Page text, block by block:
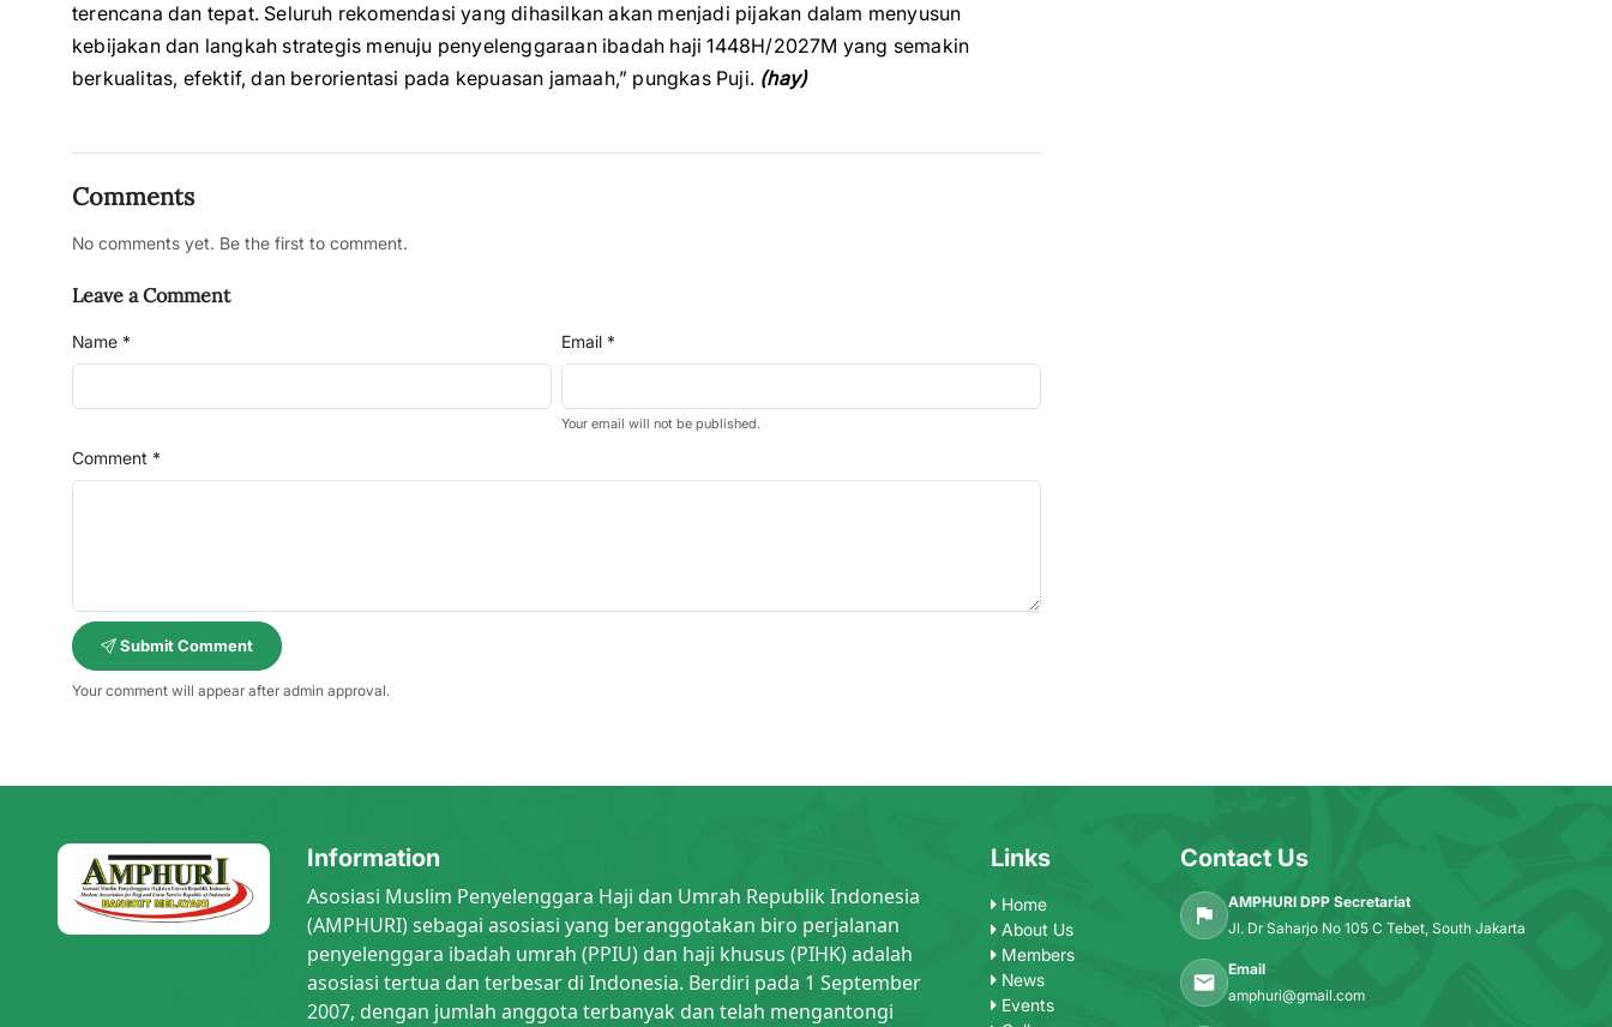
terencana dan tepat. Seluruh rekomendasi yang dihasilkan akan menjadi pijakan dalam menyusun
kebijakan dan langkah strategis menuju penyelenggaraan ibadah haji 1448H/2027M yang semakin
berkualitas, efektif, dan berorientasi pada kepuasan jamaah,” pungkas Puji. (hay)
Comments
No comments yet. Be the first to comment.
Leave a Comment
Name * Email *
Your email will not be published.
Comment *
Submit Comment
Your comment will appear after admin approval.
Information
Asosiasi Muslim Penyelenggara Haji dan Umrah Republik Indonesia
(AMPHURI) sebagai asosiasi yang beranggotakan biro perjalanan
penyelenggara ibadah umrah (PPIU) dan haji khusus (PIHK) adalah
asosiasi tertua dan terbesar di Indonesia. Berdiri pada 1 September
2007, dengan jumlah anggota terbanyak dan telah mengantongi
Links
Home
About Us
Members
News
Events
Contact Us
AMPHURI DPP Secretariat
Jl. Dr Saharjo No 105 C Tebet, South Jakarta
Email
amphuri@gmail.com